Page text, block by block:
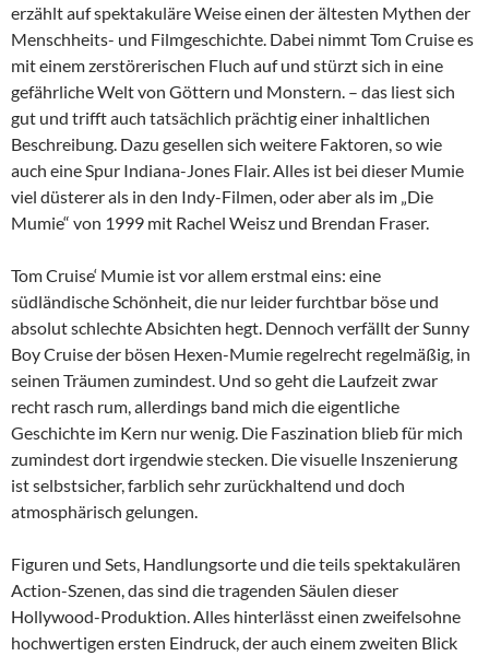
erzählt auf spektakuläre Weise einen der ältesten Mythen der
Menschheits- und Filmgeschichte. Dabei nimmt Tom Cruise es
mit einem zerstörerischen Fluch auf und stürzt sich in eine
gefährliche Welt von Göttern und Monstern. – das liest sich
gut und trifft auch tatsächlich prächtig einer inhaltlichen
Beschreibung. Dazu gesellen sich weitere Faktoren, so wie
auch eine Spur Indiana-Jones Flair. Alles ist bei dieser Mumie
viel düsterer als in den Indy-Filmen, oder aber als im „Die
Mumie“ von 1999 mit Rachel Weisz und Brendan Fraser.
Tom Cruise‘ Mumie ist vor allem erstmal eins: eine
südländische Schönheit, die nur leider furchtbar böse und
absolut schlechte Absichten hegt. Dennoch verfällt der Sunny
Boy Cruise der bösen Hexen-Mumie regelrecht regelmäßig, in
seinen Träumen zumindest. Und so geht die Laufzeit zwar
recht rasch rum, allerdings band mich die eigentliche
Geschichte im Kern nur wenig. Die Faszination blieb für mich
zumindest dort irgendwie stecken. Die visuelle Inszenierung
ist selbstsicher, farblich sehr zurückhaltend und doch
atmosphärisch gelungen.
Figuren und Sets, Handlungsorte und die teils spektakulären
Action-Szenen, das sind die tragenden Säulen dieser
Hollywood-Produktion. Alles hinterlässt einen zweifelsohne
hochwertigen ersten Eindruck, der auch einem zweiten Blick